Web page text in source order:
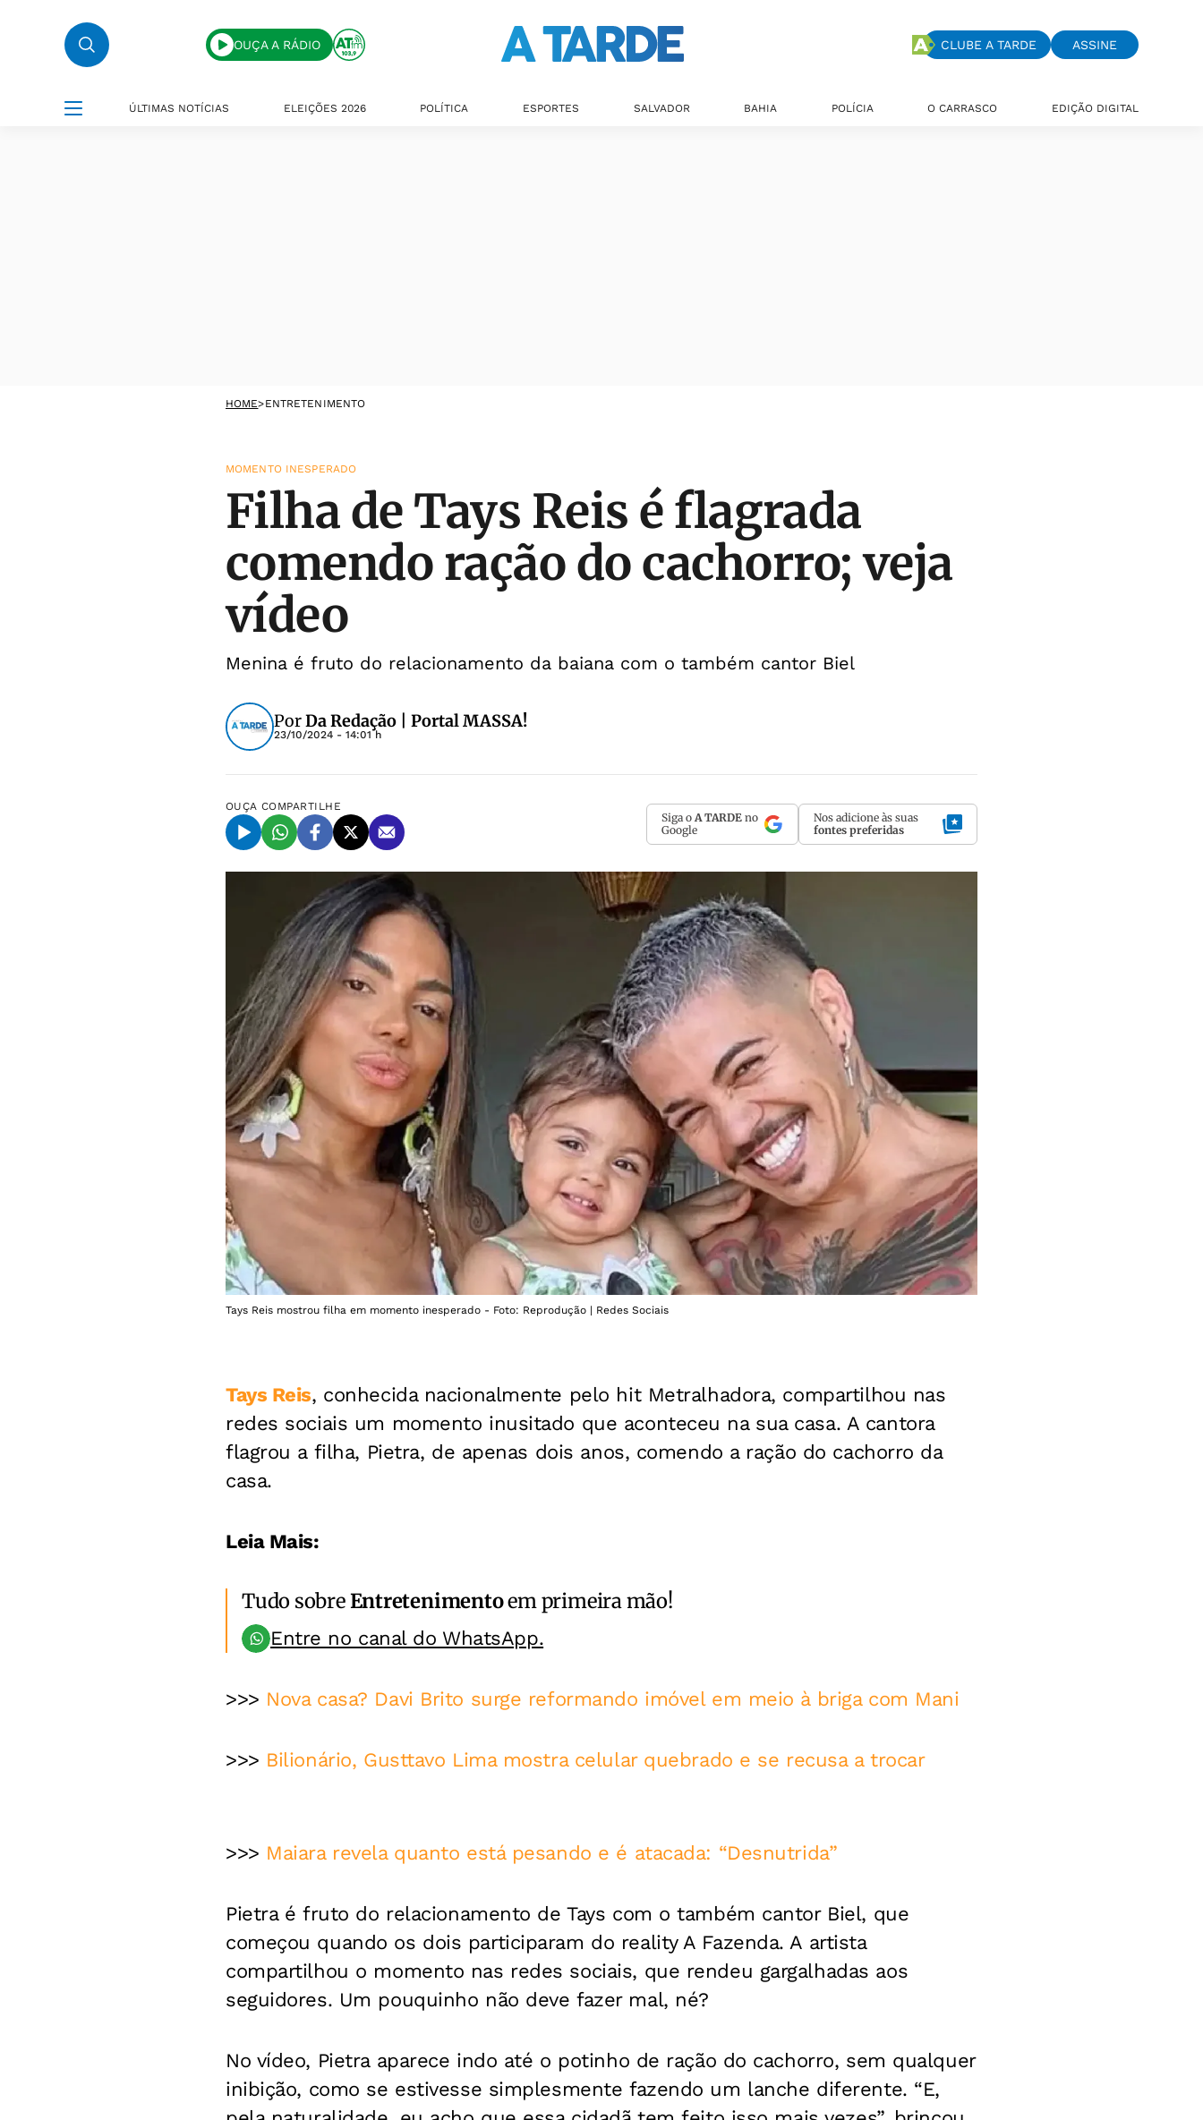
OUÇA A RÁDIO CLUBE A TARDE ASSINE
ÚLTIMAS NOTÍCIAS ELEIÇÕES 2026 POLÍTICA ESPORTES SALVADOR BAHIA POLÍCIA O CARRASCO EDIÇÃO DIGITAL
HOME>ENTRETENIMENTO
MOMENTO INESPERADO
Filha de Tays Reis é flagrada
comendo ração do cachorro; veja
vídeo
Menina é fruto do relacionamento da baiana com o também cantor Biel
PorDa Redação | Portal MASSA!
23/10/2024 - 14:01 h
OUÇA COMPARTILHE
Siga o A TARDE no
Google
Nos adicione às suas
fontes preferidas
Tays Reis mostrou filha em momento inesperado - Foto: Reprodução | Redes Sociais
Tays Reis, conhecida nacionalmente pelo hit Metralhadora, compartilhou nas
redes sociais um momento inusitado que aconteceu na sua casa. A cantora
flagrou a filha, Pietra, de apenas dois anos, comendo a ração do cachorro da
casa.
Leia Mais:
Tudo sobreEntretenimentoem primeira mão!
Entre no canal do WhatsApp.
>>> Nova casa? Davi Brito surge reformando imóvel em meio à briga com Mani
>>> Bilionário, Gusttavo Lima mostra celular quebrado e se recusa a trocar
>>> Maiara revela quanto está pesando e é atacada: “Desnutrida”
Pietra é fruto do relacionamento de Tays com o também cantor Biel, que
começou quando os dois participaram do reality A Fazenda. A artista
compartilhou o momento nas redes sociais, que rendeu gargalhadas aos
seguidores. Um pouquinho não deve fazer mal, né?
No vídeo, Pietra aparece indo até o potinho de ração do cachorro, sem qualquer
inibição, como se estivesse simplesmente fazendo um lanche diferente. “E,